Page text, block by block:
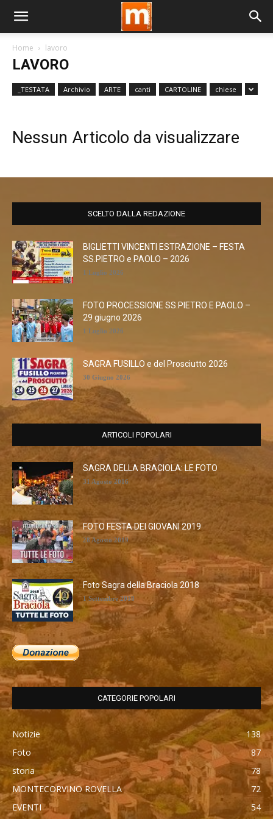
Home lavoro
LAVORO
_TESTATA Archivio ARTE canti CARTOLINE chiese
Nessun Articolo da visualizzare
SCELTO DALLA REDAZIONE
BIGLIETTI VINCENTI ESTRAZIONE – FESTA
SS.PIETRO e PAOLO – 2026
1 Luglio 2026
FOTO PROCESSIONE SS.PIETRO E PAOLO –
29 giugno 2026
1 Luglio 2026
SAGRA FUSILLO e del Prosciutto 2026
30 Giugno 2026
ARTICOLI POPOLARI
SAGRA DELLA BRACIOLA: LE FOTO
31 Agosto 2016
FOTO FESTA DEI GIOVANI 2019
28 Agosto 2019
Foto Sagra della Braciola 2018
1 Settembre 2018
CATEGORIE POPOLARI
Notizie
138
Foto
87
storia
78
MONTECORVINO ROVELLA
72
EVENTI
54